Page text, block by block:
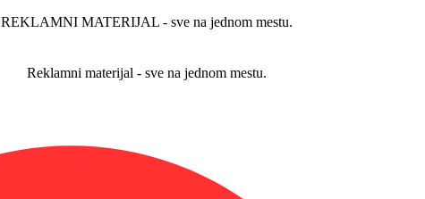
REKLAMNI MATERIJAL - sve na jednom mestu.
Reklamni materijal - sve na jednom mestu.